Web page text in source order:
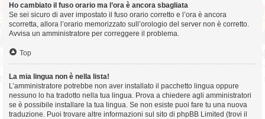
Ho cambiato il fuso orario ma l’ora è ancora sbagliata
Se sei sicuro di aver impostato il fuso orario corretto e l’ora è ancora
scorretta, allora l’orario memorizzato sull’orologio del server non è corretto.
Avvisa un amministratore per correggere il problema.
Top
La mia lingua non è nella lista!
L’amministratore potrebbe non aver installato il pacchetto lingua oppure
nessuno lo ha tradotto nella tua lingua. Prova a chiedere agli amministratori
se è possibile installare la tua lingua. Se non esiste puoi fare tu una nuova
traduzione. Puoi trovare altre informazioni sul sito di phpBB Limited (trovi il